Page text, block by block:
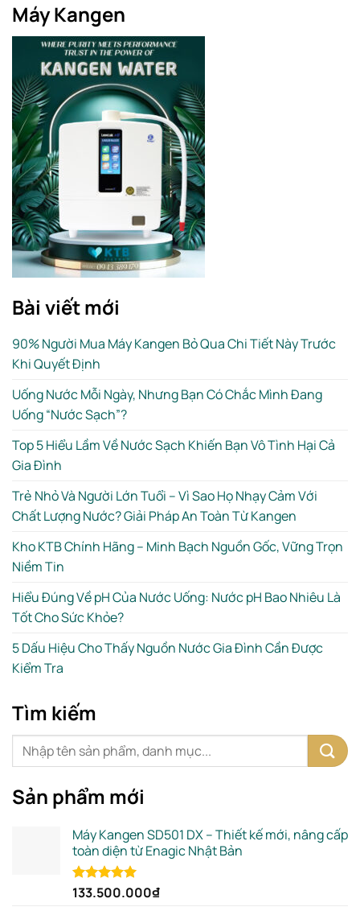
Máy Kangen
Bài viết mới
90% Người Mua Máy Kangen Bỏ Qua Chi Tiết Này Trước
Khi Quyết Định
Uống Nước Mỗi Ngày, Nhưng Bạn Có Chắc Mình Đang
Uống “Nước Sạch”?
Top 5 Hiểu Lầm Về Nước Sạch Khiến Bạn Vô Tình Hại Cả
Gia Đình
Trẻ Nhỏ Và Người Lớn Tuổi – Vì Sao Họ Nhạy Cảm Với
Chất Lượng Nước? Giải Pháp An Toàn Từ Kangen
Kho KTB Chính Hãng – Minh Bạch Nguồn Gốc, Vững Trọn
Niềm Tin
Hiểu Đúng Về pH Của Nước Uống: Nước pH Bao Nhiêu Là
Tốt Cho Sức Khỏe?
5 Dấu Hiệu Cho Thấy Nguồn Nước Gia Đình Cần Được
Kiểm Tra
Tìm kiếm
Sản phẩm mới
Máy Kangen SD501 DX – Thiết kế mới, nâng cấp
toàn diện từ Enagic Nhật Bản
Rated5.00
133.500.000₫